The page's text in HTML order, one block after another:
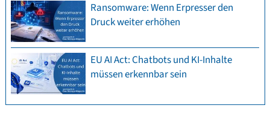
Ransomware: Wenn Erpresser den
Druck weiter erhöhen
EU AI Act: Chatbots und KI-Inhalte
müssen erkennbar sein